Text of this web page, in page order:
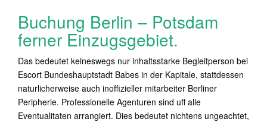
Buchung Berlin – Potsdam
ferner Einzugsgebiet.
Das bedeutet keineswegs nur inhaltsstarke Begleitperson bei
Escort Bundeshauptstadt Babes in der Kapitale, stattdessen
naturlicherweise auch inoffizieller mitarbeiter Berliner
Peripherie. Professionelle Agenturen sind uff alle
Eventualitaten arrangiert. Dies bedeutet nichtens ungeachtet,